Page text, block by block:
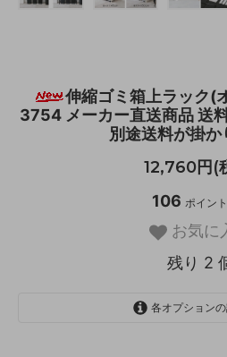
伸縮ゴミ箱上ラック(
3754 メーカー直送商品 送
別途送料が掛か
12,760円(
106 ポイン
お気に
残り 2
各オプション